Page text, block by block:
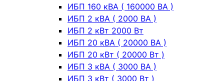
ИБП 160 кВА ( 160000 ВА )
ИБП 2 кВА ( 2000 ВА )
ИБП 2 кВт 2000 Вт
ИБП 20 кВА ( 20000 ВА )
ИБП 20 кВт ( 20000 Вт )
ИБП 3 кВА ( 3000 ВА )
ИБП 3 кВт ( 3000 Вт )